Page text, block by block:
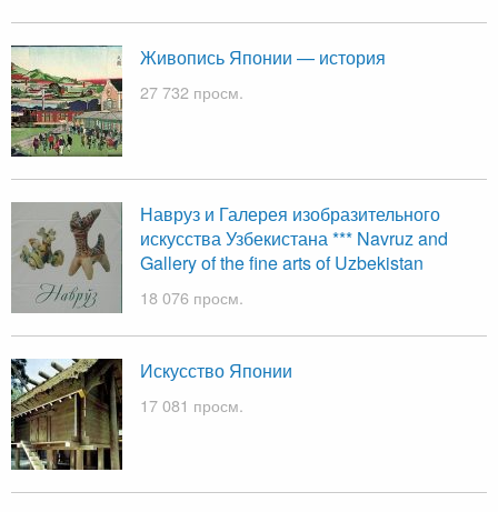
Живопись Японии — история
27 732 просм.
Навруз и Галерея изобразительного
искусства Узбекистана *** Navruz and
Gallery of the fine arts of Uzbekistan
18 076 просм.
Искусство Японии
17 081 просм.